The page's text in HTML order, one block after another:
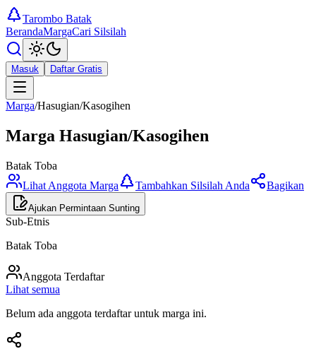
Tarombo Batak
BerandaMargaCari Silsilah
Masuk Daftar Gratis
Marga/Hasugian/Kasogihen
Marga Hasugian/Kasogihen
Batak Toba
Lihat Anggota Marga
Tambahkan Silsilah Anda Bagikan
Ajukan Permintaan Sunting
Sub-Etnis
Batak Toba
Anggota Terdaftar
Lihat semua
Belum ada anggota terdaftar untuk marga ini.